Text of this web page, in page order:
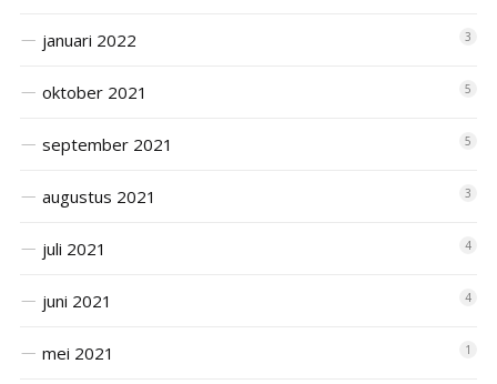
januari 2022 3
oktober 2021 5
september 2021 5
augustus 2021 3
juli 2021 4
juni 2021 4
mei 2021 1